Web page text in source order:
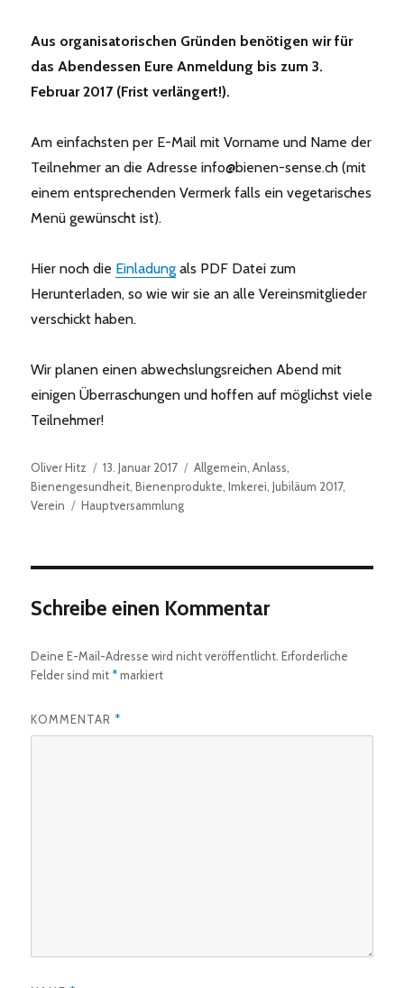
Aus organisatorischen Gründen benötigen wir für
das Abendessen Eure Anmeldung bis zum 3.
Februar 2017 (Frist verlängert!).
Am einfachsten per E-Mail mit Vorname und Name der
Teilnehmer an die Adresse info@bienen-sense.ch (mit
einem entsprechenden Vermerk falls ein vegetarisches
Menü gewünscht ist).
Hier noch die Einladung als PDF Datei zum
Herunterladen, so wie wir sie an alle Vereinsmitglieder
verschickt haben.
Wir planen einen abwechslungsreichen Abend mit
einigen Überraschungen und hoffen auf möglichst viele
Teilnehmer!
Autor
Oliver Hitz
Veröffentlicht
am
13. Januar 2017 Kategorien
Allgemein ,Anlass
Bienengesundheit ,Bienenprodukte ,Imkerei ,Jubiläum 2017,
Verein
Schlagwörter
Hauptversammlung
Schreibe einen Kommentar
Deine E-Mail-Adresse wird nicht veröffentlicht. Erforderliche
Felder sind mit *markiert
KOMMENTAR *